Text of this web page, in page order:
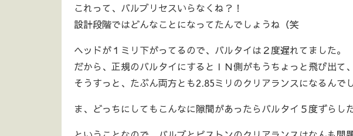
これって、バルブリセスいらなくね？！
設計段階ではどんなことになってたんでしょうね（笑
ヘッドが１ミリ下がってるので、バルタイは２度遅れてました。
だから、正規のバルタイにするとＩＮ側がもうちょっと飛び出て
そうすっと、たぶん両方とも2.85ミリのクリアランスになるんでし
ま、どっちにしてもこんなに隙間があったらバルタイ５度ずらし